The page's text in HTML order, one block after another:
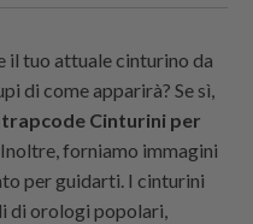
il tuo attuale cinturino da
di come apparirà? Se sì,
Cinturini per
forniamo immagini
per guidarti. I cinturini
di orologi popolari,